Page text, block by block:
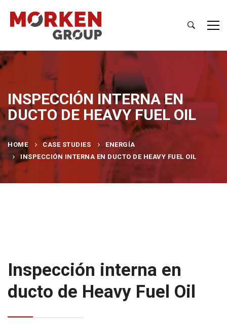
INSPECCIÓN INTERNA EN
DUCTO DE HEAVY FUEL OIL
HOME CASE STUDIES
ENERGÍA
INSPECCIÓN INTERNA EN DUCTO DE HEAVY FUEL OIL
Inspección interna en
ducto de Heavy Fuel Oil